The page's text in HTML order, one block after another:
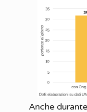
Anche